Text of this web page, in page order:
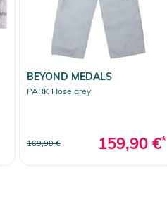
BEYOND MEDALS
PARK Hose grey
169,90 € 159,90 €*